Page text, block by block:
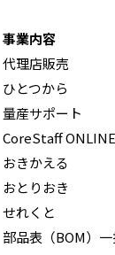
事業内容
代理店販売
ひとつから
量産サポート
CoreStaff ONLINE
おきかえる
おとりおき
せれくと
部品表（BOM）